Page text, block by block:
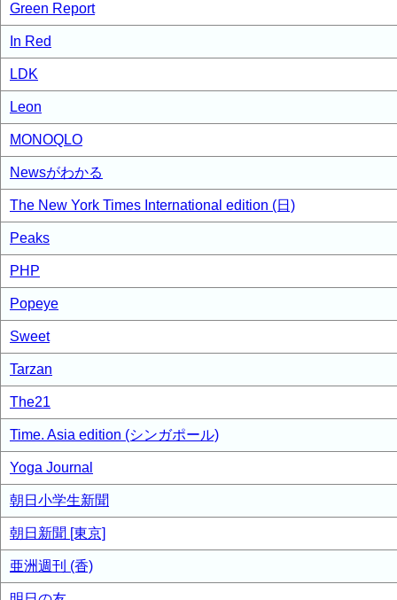
Green Report
In Red
LDK
Leon
MONOQLO
Newsがわかる
The New York Times International edition (日)
Peaks
PHP
Popeye
Sweet
Tarzan
The21
Time. Asia edition (シンガポール)
Yoga Journal
朝日小学生新聞
朝日新聞 [東京]
亜洲週刊 (香)